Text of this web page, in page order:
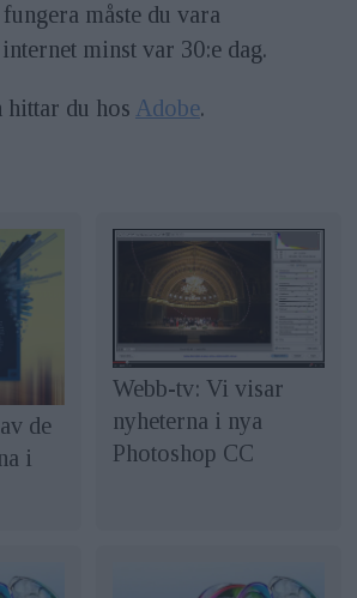
måste du vara
minst var 30:e dag.
du hos Adobe.
de
i
Webb-tv: Vi visar
nyheterna i nya
Photoshop CC